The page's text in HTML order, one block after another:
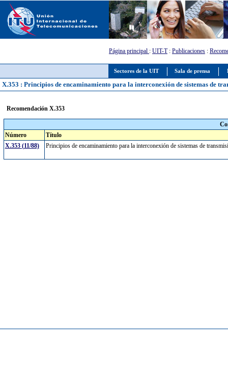
Sectores de la UIT Sala de prensa
Página principal : UIT-T: Publicaciones :
X.353 : Principios de encaminamiento para la interconexión de sistemas de
Recomendación X.353
Número
Título
X.353 (11/88)
Principios de encaminamiento para la interconexión de sistemas de